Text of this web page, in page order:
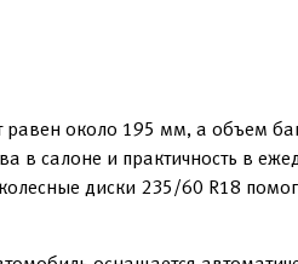
около 195 мм, а объем
в салоне и практичность в
диски 235/60 R18